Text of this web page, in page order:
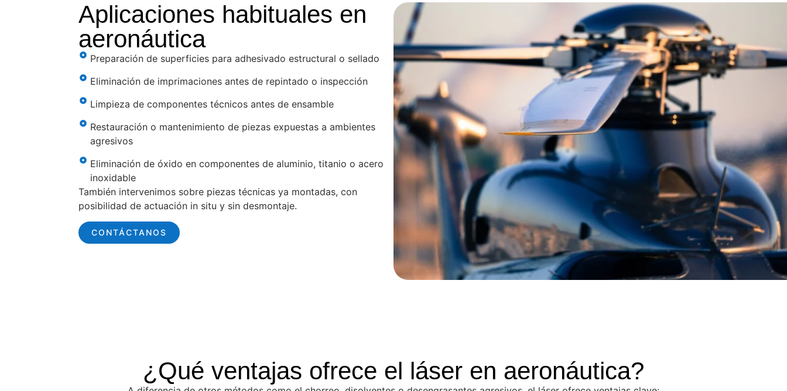
Aplicaciones habituales en
aeronáutica
Preparación de superficies para adhesivado estructural o sellado
Eliminación de imprimaciones antes de repintado o inspección
Limpieza de componentes técnicos antes de ensamble
Restauración o mantenimiento de piezas expuestas a ambientes
agresivos
Eliminación de óxido en componentes de aluminio, titanio o acero
inoxidable
También intervenimos sobre piezas técnicas ya montadas, con
posibilidad de actuación in situ y sin desmontaje.
CONTÁCTANOS
¿Qué ventajas ofrece el láser en aeronáutica?